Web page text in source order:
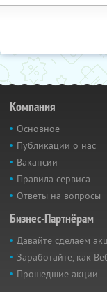
Компания
Основное
Публикации о нас
Вакансии
Правила сервиса
Ответы на вопросы
Бизнес-Партнёрам
Давайте сделаем
Заработайте, как
Прошедшие акции